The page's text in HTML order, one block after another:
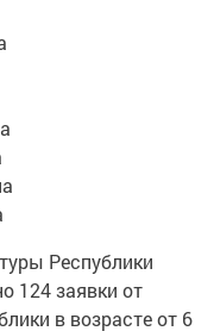
Республики
124 заявки от
в возрасте от 6